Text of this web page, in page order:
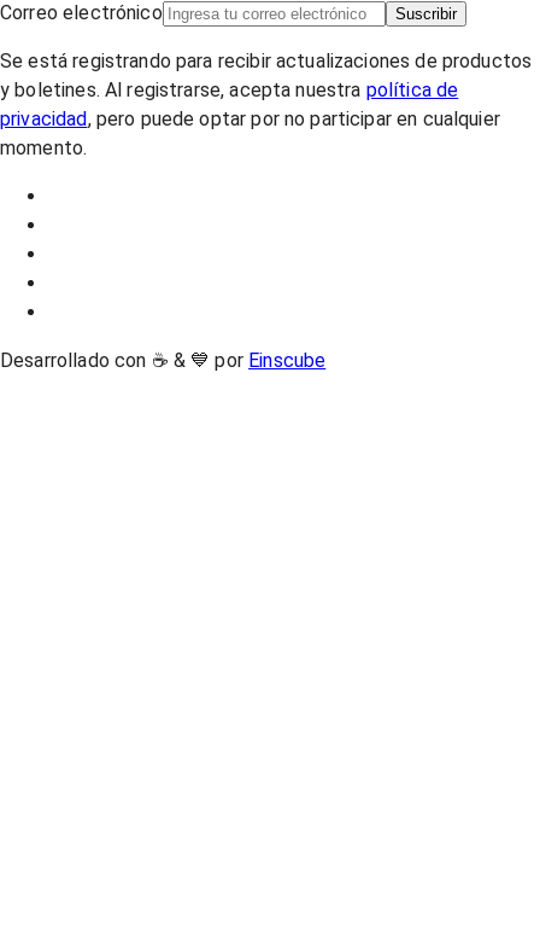
Correo electrónico Suscribir
Se está registrando para recibir actualizaciones de productos
y boletines. Al registrarse, acepta nuestra política de
privacidad, pero puede optar por no participar en cualquier
momento.
Desarrollado con ☕ & 💙 por Einscube